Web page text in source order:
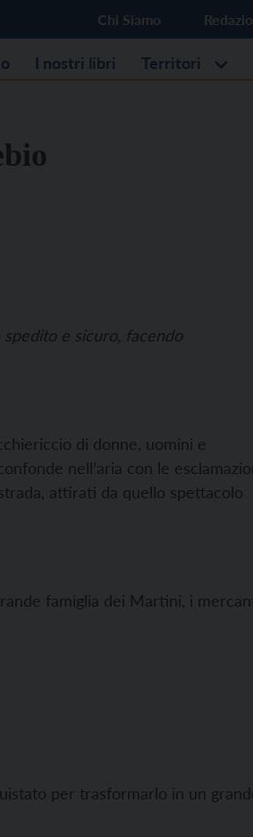
Chi Siamo
I nostri libri Territori
e sicuro, facendo
di donne, uomini e
nell’aria con le
attirati da quello spettacolo
famiglia dei Martini, i
per trasformarlo in un